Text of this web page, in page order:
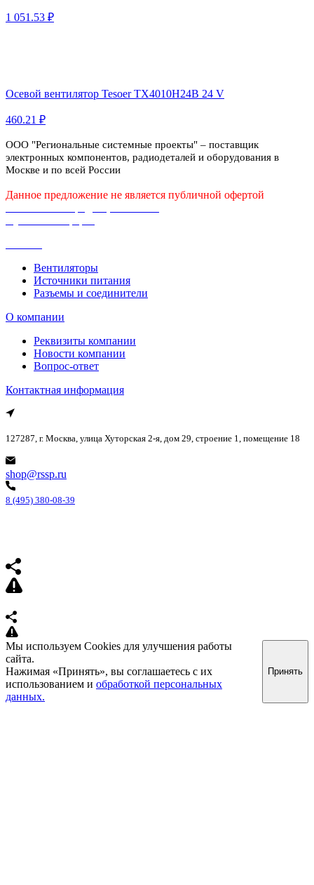
1 051.53 ₽
Осевой вентилятор Tesoer TX4010H24B 24 V
460.21 ₽
ООО "Региональные системные проекты" – поставщик
электронных компонентов, радиодеталей и оборудования в
Москве и по всей России
Данное предложение не является публичной офертой
Вентиляторы
Источники питания
Разъемы и соединители
О компании
Реквизиты компании
Новости компании
Вопрос-ответ
Контактная информация
127287, г. Москва, улица Хуторская 2-я, дом 29, строение 1, помещение 18
shop@rssp.ru
8 (495) 380-08-39
Мы используем Cookies для улучшения работы
сайта.
Нажимая «Принять», вы соглашаетесь с их
использованием и обработкой персональных
данных.
Принять